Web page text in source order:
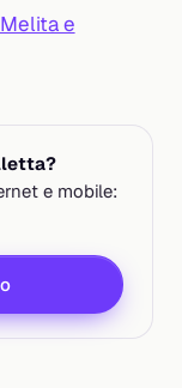
e
e mobile: